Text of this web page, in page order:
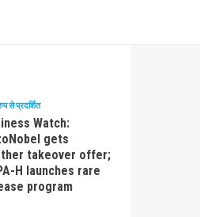
से प्रदर्शित
Watch:
gets
takeover offer;
H launches rare
program